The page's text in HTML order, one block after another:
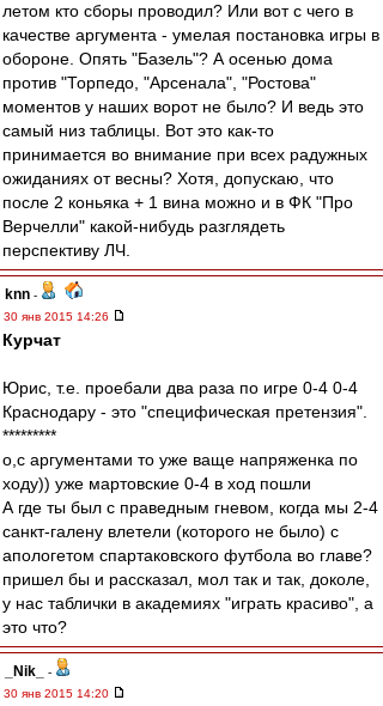
летом кто сборы проводил? Или вот с чего в
качестве аргумента - умелая постановка игры в
обороне. Опять "Базель"? А осенью дома
против "Торпедо, "Арсенала", "Ростова"
моментов у наших ворот не было? И ведь это
самый низ таблицы. Вот это как-то
принимается во внимание при всех радужных
ожиданиях от весны? Хотя, допускаю, что
после 2 коньяка + 1 вина можно и в ФК "Про
Верчелли" какой-нибудь разглядеть
перспективу ЛЧ.
knn -
30 янв 2015 14:26
Курчат
Юрис, т.е. проебали два раза по игре 0-4 0-4
Краснодару - это "специфическая претензия".
*********
о,с аргументами то уже ваще напряженка по
ходу)) уже мартовские 0-4 в ход пошли
А где ты был с праведным гневом, когда мы 2-4
санкт-галену влетели (которого не было) с
апологетом спартаковского футбола во главе?
пришел бы и рассказал, мол так и так, доколе,
у нас таблички в академиях "играть красиво", а
это что?
_Nik_
-
30 янв 2015 14:20